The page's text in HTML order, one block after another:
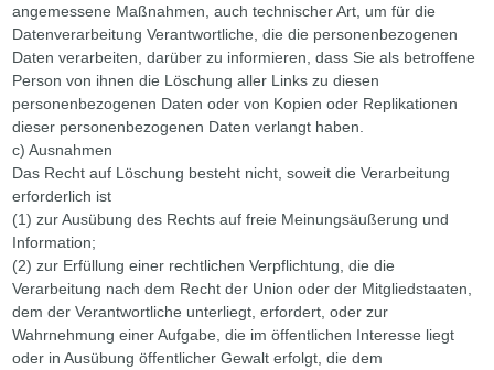
angemessene Maßnahmen, auch technischer Art, um für die
Datenverarbeitung Verantwortliche, die die personenbezogenen
Daten verarbeiten, darüber zu informieren, dass Sie als betroffene
Person von ihnen die Löschung aller Links zu diesen
personenbezogenen Daten oder von Kopien oder Replikationen
dieser personenbezogenen Daten verlangt haben.
c) Ausnahmen
Das Recht auf Löschung besteht nicht, soweit die Verarbeitung
erforderlich ist
(1) zur Ausübung des Rechts auf freie Meinungsäußerung und
Information;
(2) zur Erfüllung einer rechtlichen Verpflichtung, die die
Verarbeitung nach dem Recht der Union oder der Mitgliedstaaten,
dem der Verantwortliche unterliegt, erfordert, oder zur
Wahrnehmung einer Aufgabe, die im öffentlichen Interesse liegt
oder in Ausübung öffentlicher Gewalt erfolgt, die dem